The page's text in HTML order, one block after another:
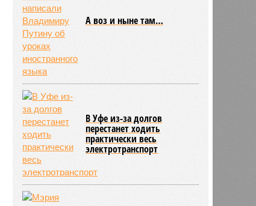
А воз и ныне там…
В Уфе из-за долгов
перестанет ходить
практически весь
электротранспорт